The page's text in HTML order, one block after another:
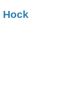
Hock